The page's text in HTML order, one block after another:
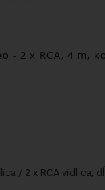
- 2 x RCA, 4 m,
/ 2 x RCA vidlica;